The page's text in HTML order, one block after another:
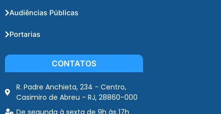
Audiências Públicas
Portarias
CONTATOS
R. Padre Anchieta, 234 - Centro,
Casimiro de Abreu - RJ, 28860-000
De segunda à sexta de 9h às 17h